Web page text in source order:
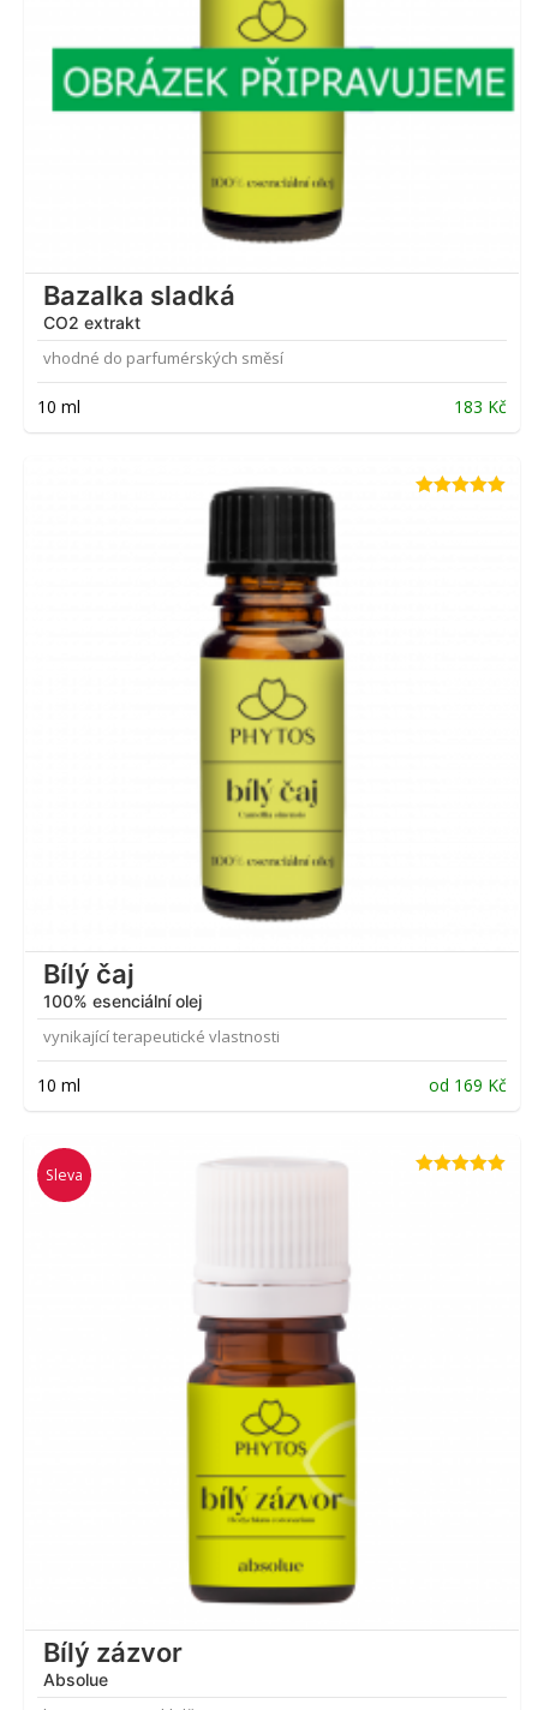
Bazalka sladká
CO2 extrakt
vhodné do parfumérských směsí
10 ml 183 Kč
Bílý čaj
100% esenciální olej
vynikající terapeutické vlastnosti
10 ml od 169 Kč
Sleva
Bílý zázvor
Absolue